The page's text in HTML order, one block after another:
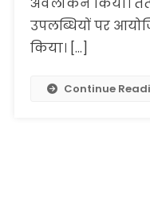
अवलोकन किया।
उपलब्धियों पर
किया। […]
Continue